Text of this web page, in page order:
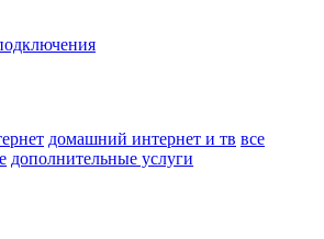
домашний интернет и тв все
дополнительные услуги